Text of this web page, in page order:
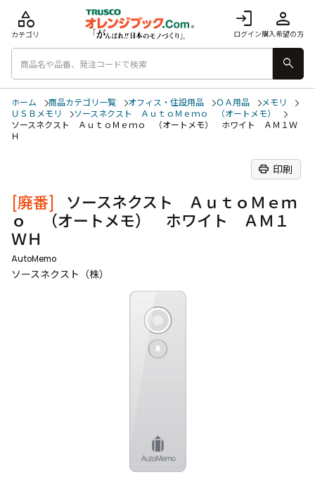
login
ログイン
person
購入希望の方
category
カテゴリ
search
ホーム 商品カテゴリ一覧 オフィス・住設用品 ＯＡ用品
メモリ
ＵＳＢメモリ
ソースネクスト ＡｕｔｏＭｅｍｏ （オートメモ）
ソースネクスト ＡｕｔｏＭｅｍｏ （オートメモ） ホワイト ＡＭ１Ｗ
Ｈ
print 印刷
[廃番]
ソースネクスト ＡｕｔｏＭｅｍ
ｏ （オートメモ） ホワイト ＡＭ１
ＷＨ
AutoMemo
ソースネクスト（株）